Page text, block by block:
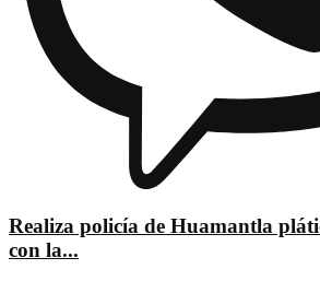
Realiza policía de Huamantla
con la...